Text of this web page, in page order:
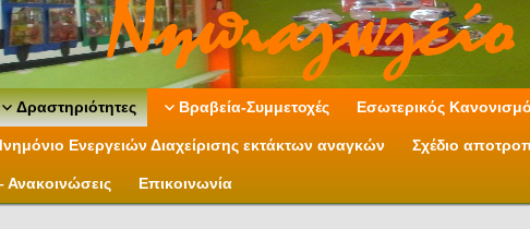
Δραστηριότητες Βραβεία-Συμμετοχές Εσωτερικός
Ενεργειών Διαχείρισης εκτάκτων αναγκών Σχέδιο
Ανακοινώσεις Επικοινωνία